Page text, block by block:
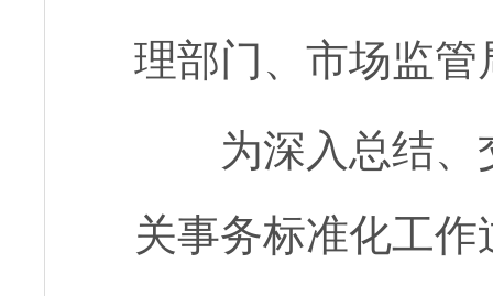
理部门、市场监
为深入总结
关事务标准化工